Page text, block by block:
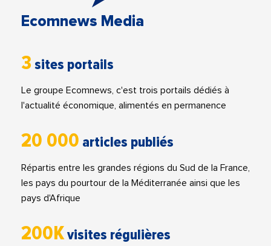
Ecomnews Media
3 sites portails
Le groupe Ecomnews, c'est trois portails dédiés à
l'actualité économique, alimentés en permanence
20 000 articles publiés
Répartis entre les grandes régions du Sud de la France,
les pays du pourtour de la Méditerranée ainsi que les
pays d'Afrique
200Kvisites régulières